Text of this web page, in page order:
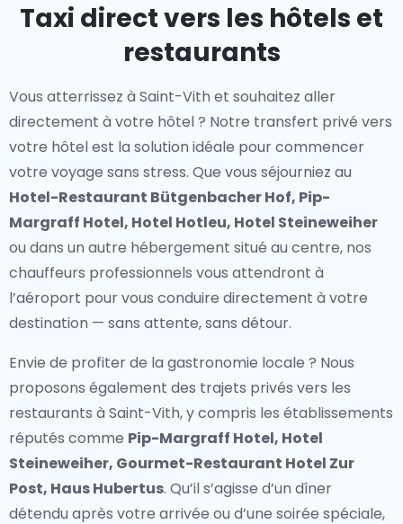
Taxi direct vers les hôtels et
restaurants
Vous atterrissez à Saint-Vith et souhaitez aller
directement à votre hôtel ? Notre transfert privé vers
votre hôtelest la solution idéale pour commencer
votre voyage sans stress. Que vous séjourniez au
Hotel-Restaurant Bütgenbacher Hof, Pip-
Margraff Hotel, Hotel Hotleu, Hotel Steineweiher
ou dans un autre hébergement situé au centre, nos
chauffeurs professionnels vous attendront à
l’aéroport pour vous conduire directement à votre
destination — sans attente, sans détour.
Envie de profiter de la gastronomie locale ? Nous
proposons également des trajets privés vers les
restaurants à Saint-Vith, y compris les établissements
réputés comme Pip-Margraff Hotel, Hotel
Steineweiher, Gourmet-Restaurant Hotel Zur
Post, Haus Hubertus. Qu’il s’agisse d’un dîner
détendu après votre arrivée ou d’une soirée spéciale,